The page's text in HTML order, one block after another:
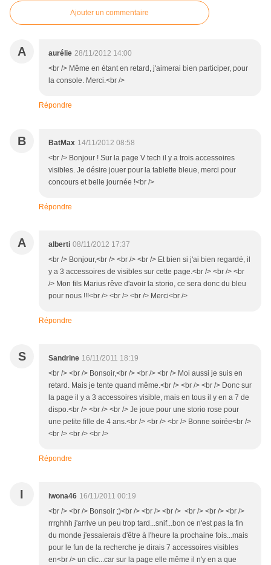
Ajouter un commentaire
A aurélie 28/11/2012 14:00
<br /> Même en étant en retard, j'aimerai bien participer, pour
la console. Merci.<br />
Répondre
B BatMax 14/11/2012 08:58
<br /> Bonjour ! Sur la page V tech il y a trois accessoires
visibles. Je désire jouer pour la tablette bleue, merci pour
concours et belle journée !<br />
Répondre
A alberti 08/11/2012 17:37
<br /> Bonjour,<br /> <br /> <br /> Et bien si j'ai bien regardé, il
y a 3 accessoires de visibles sur cette page.<br /> <br /> <br
/> Mon fils Marius rêve d'avoir la storio, ce sera donc du bleu
pour nous !!!<br /> <br /> <br /> Merci<br />
Répondre
S Sandrine 16/11/2011 18:19
<br /> <br /> Bonsoir,<br /> <br /> <br /> Moi aussi je suis en
retard. Mais je tente quand même.<br /> <br /> <br /> Donc sur
la page il y a 3 accessoires visible, mais en tous il y en a 7 de
dispo.<br /> <br /> <br /> Je joue pour une storio rose pour
une petite fille de 4 ans.<br /> <br /> <br /> Bonne soirée<br />
<br /> <br /> <br />
Répondre
I iwona46 16/11/2011 00:19
<br /> <br /> Bonsoir ;)<br /> <br /> <br /> <br /> <br /> <br />
rrrghhh j'arrive un peu trop tard...snif...bon ce n'est pas la fin
du monde j'essaierais d'être à l'heure la prochaine fois...mais
pour le fun de la recherche je dirais 7 accessoires visibles
en<br /> un clic...car sur la page elle même il n'y en a que